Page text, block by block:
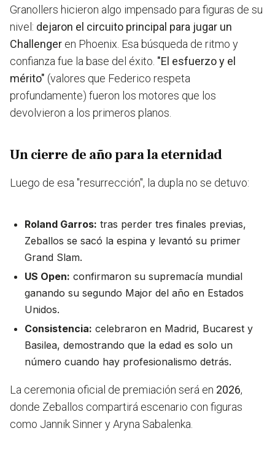
Granollers hicieron algo impensado para figuras de su
nivel: dejaron el circuito principal para jugar un
Challenger en Phoenix. Esa búsqueda de ritmo y
confianza fue la base del éxito. "El esfuerzo y el
mérito" (valores que Federico respeta
profundamente) fueron los motores que los
devolvieron a los primeros planos.
Un cierre de año para la eternidad
Luego de esa "resurrección", la dupla no se detuvo:
Roland Garros: tras perder tres finales previas,
Zeballos se sacó la espina y levantó su primer
Grand Slam.
US Open: confirmaron su supremacía mundial
ganando su segundo Major del año en Estados
Unidos.
Consistencia: celebraron en Madrid, Bucarest y
Basilea, demostrando que la edad es solo un
número cuando hay profesionalismo detrás.
La ceremonia oficial de premiación será en 2026,
donde Zeballos compartirá escenario con figuras
como Jannik Sinner y Aryna Sabalenka.